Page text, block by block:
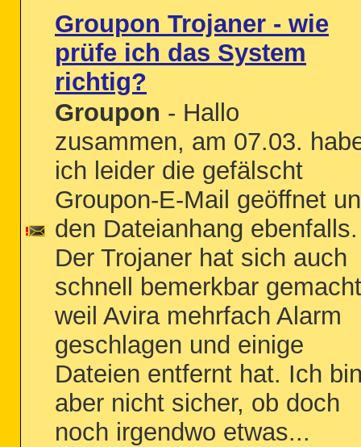
Groupon Trojaner - wie
prüfe ich das System
richtig?
Groupon - Hallo
zusammen, am 07.03.
ich leider die gefälscht
Groupon-E-Mail geöffnet
den Dateianhang ebenfalls.
Der Trojaner hat sich auch
schnell bemerkbar
weil Avira mehrfach Alarm
geschlagen und einige
Dateien entfernt hat. Ich
aber nicht sicher, ob doch
noch irgendwo etwas...